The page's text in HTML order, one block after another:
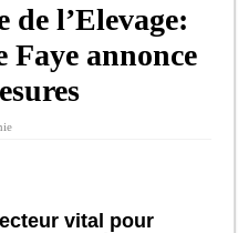
de l’Elevage:
Faye annonce
vital pour